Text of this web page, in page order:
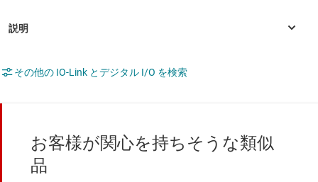
その他の IO-Link とデジタル I/O を検索
お客様が関心を持ちそうな類似
品